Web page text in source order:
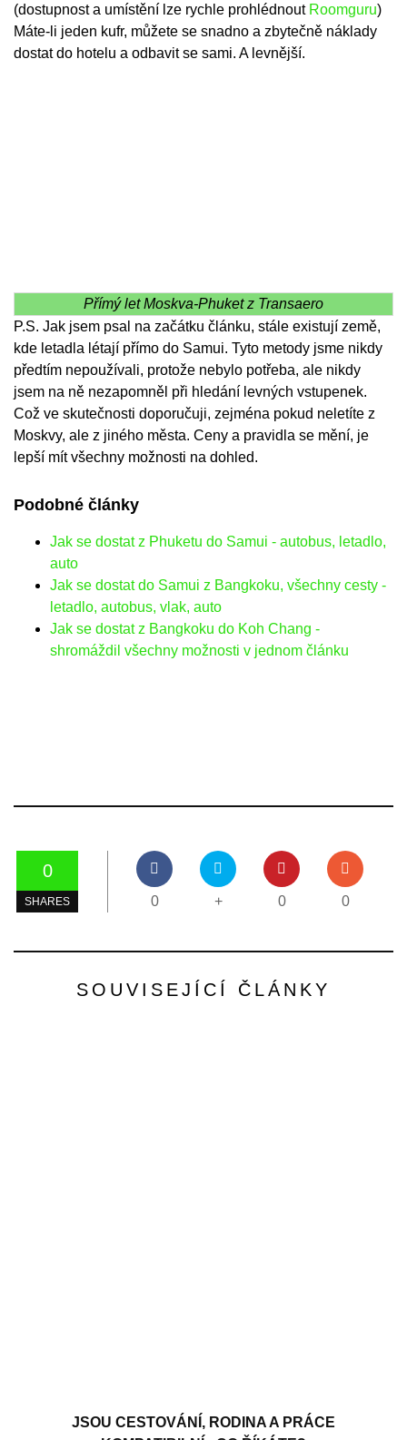
(dostupnost a umístění lze rychle prohlédnout Roomguru)
Máte-li jeden kufr, můžete se snadno a zbytečně náklady
dostat do hotelu a odbavit se sami. A levnější.
Přímý let Moskva-Phuket z Transaero
P.S. Jak jsem psal na začátku článku, stále existují země,
kde letadla létají přímo do Samui. Tyto metody jsme nikdy
předtím nepoužívali, protože nebylo potřeba, ale nikdy
jsem na ně nezapomněl při hledání levných vstupenek.
Což ve skutečnosti doporučuji, zejména pokud neletíte z
Moskvy, ale z jiného města. Ceny a pravidla se mění, je
lepší mít všechny možnosti na dohled.
Podobné články
Jak se dostat z Phuketu do Samui - autobus, letadlo,
auto
Jak se dostat do Samui z Bangkoku, všechny cesty -
letadlo, autobus, vlak, auto
Jak se dostat z Bangkoku do Koh Chang -
shromáždil všechny možnosti v jednom článku
0
SHARES 0 + 0 0
SOUVISEJÍCÍ ČLÁNKY
JSOU CESTOVÁNÍ, RODINA A PRÁCE